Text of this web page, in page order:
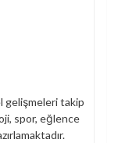
gelişmeleri takip
spor, eğlence